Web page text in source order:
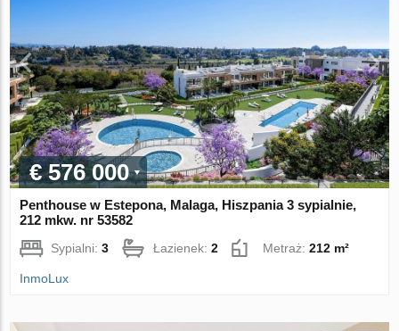
€ 576 000
Penthouse w Estepona, Malaga, Hiszpania 3 sypialnie,
212 mkw. nr 53582
Sypialni:3 Łazienek:2 Metraż:212 m²
InmoLux